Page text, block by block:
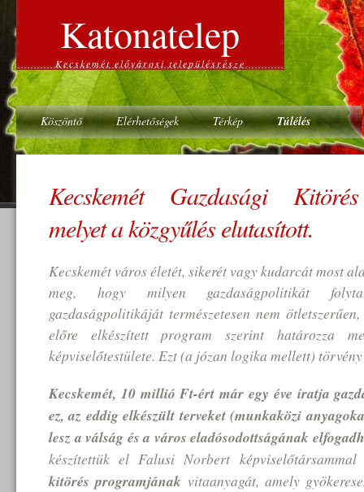
Katonatelep
Kecskemét elővárosi településrésze
Köszöntő Elérhetőségek Térkép Túlélés
Kecskemét Gazdasági
melyet a közgyűlés elutasított.
Kecskemét város életét, sikerét vagy kudarcát most
meg, hogy milyen gazdaságpolitikát
gazdaságpolitikáját természetesen nem
előre elkészített program szerint határozza
képviselőtestülete. Ezt (a józan logika mellett)
Kecskemét, 10 millió Ft-ért már egy éve íratja
ez, az eddig elkészült terveket (munkaközi
lesz a válság és a város eladósodottságának
készítettük el Falusi Norbert
kitörés programjának vitaanyagát, amely